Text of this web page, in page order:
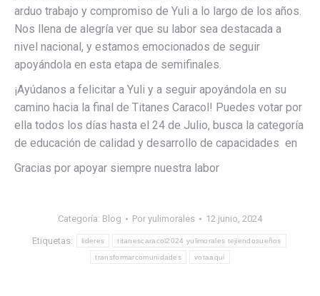
arduo trabajo y compromiso de Yuli a lo largo de los años.
Nos llena de alegría ver que su labor sea destacada a
nivel nacional, y estamos emocionados de seguir
apoyándola en esta etapa de semifinales.
¡Ayúdanos a felicitar a Yuli y a seguir apoyándola en su
camino hacia la final de Titanes Caracol! Puedes votar por
ella todos los días hasta el 24 de Julio, busca la categoría
de educación de calidad y desarrollo de capacidades en
Gracias por apoyar siempre nuestra labor
Categoría: Blog Por yulimorales 12 junio, 2024
Etiquetas: lideres titanescaracol2024 yulimorales tejiendosueños
transformarcomunidades votaaqui